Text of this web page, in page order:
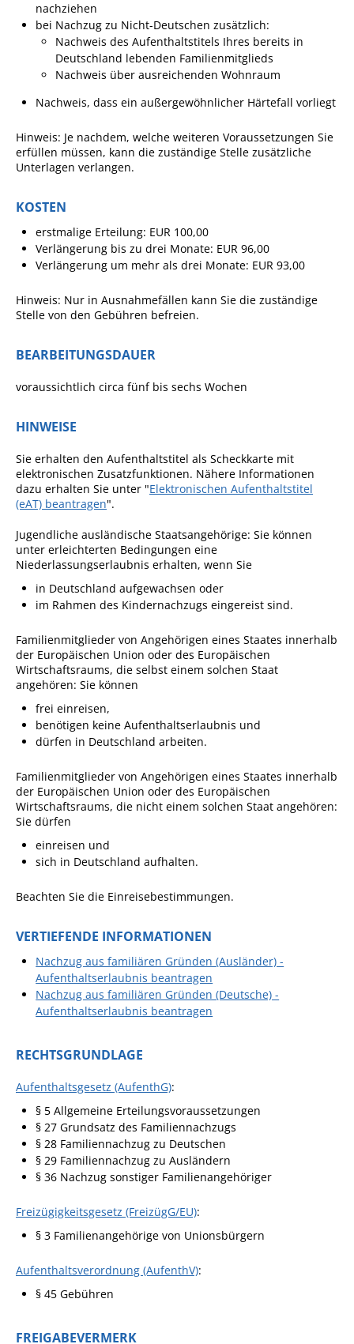
nachziehen
bei Nachzug zu Nicht-Deutschen zusätzlich:
Nachweis des Aufenthaltstitels Ihres bereits in
Deutschland lebenden Familienmitglieds
Nachweis über ausreichenden Wohnraum
Nachweis, dass ein außergewöhnlicher Härtefall vorliegt
Hinweis: Je nachdem, welche weiteren Voraussetzungen Sie
erfüllen müssen, kann die zuständige Stelle zusätzliche
Unterlagen verlangen.
KOSTEN
erstmalige Erteilung: EUR 100,00
Verlängerung bis zu drei Monate: EUR 96,00
Verlängerung um mehr als drei Monate: EUR 93,00
Hinweis: Nur in Ausnahmefällen kann Sie die zuständige
Stelle von den Gebühren befreien.
BEARBEITUNGSDAUER
voraussichtlich circa fünf bis sechs Wochen
HINWEISE
Sie erhalten den Aufenthaltstitel als Scheckkarte mit
elektronischen Zusatzfunktionen. Nähere Informationen
dazu erhalten Sie unter "Elektronischen Aufenthaltstitel
(eAT) beantragen".
Jugendliche ausländische Staatsangehörige: Sie können
unter erleichterten Bedingungen eine
Niederlassungserlaubnis erhalten, wenn Sie
in Deutschland aufgewachsen oder
im Rahmen des Kindernachzugs eingereist sind.
Familienmitglieder von Angehörigen eines Staates innerhalb
der Europäischen Union oder des Europäischen
Wirtschaftsraums, die selbst einem solchen Staat
angehören: Sie können
frei einreisen,
benötigen keine Aufenthaltserlaubnis und
dürfen in Deutschland arbeiten.
Familienmitglieder von Angehörigen eines Staates innerhalb
der Europäischen Union oder des Europäischen
Wirtschaftsraums, die nicht einem solchen Staat angehören:
Sie dürfen
einreisen und
sich in Deutschland aufhalten.
Beachten Sie die Einreisebestimmungen.
VERTIEFENDE INFORMATIONEN
Nachzug aus familiären Gründen (Ausländer) -
Aufenthaltserlaubnis beantragen
Nachzug aus familiären Gründen (Deutsche) -
Aufenthaltserlaubnis beantragen
RECHTSGRUNDLAGE
Aufenthaltsgesetz (AufenthG):
§ 5 Allgemeine Erteilungsvoraussetzungen
§ 27 Grundsatz des Familiennachzugs
§ 28 Familiennachzug zu Deutschen
§ 29 Familiennachzug zu Ausländern
§ 36 Nachzug sonstiger Familienangehöriger
Freizügigkeitsgesetz (FreizügG/EU):
§ 3 Familienangehörige von Unionsbürgern
Aufenthaltsverordnung (AufenthV):
§ 45Gebühren
FREIGABEVERMERK